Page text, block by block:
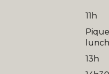
11h
13h